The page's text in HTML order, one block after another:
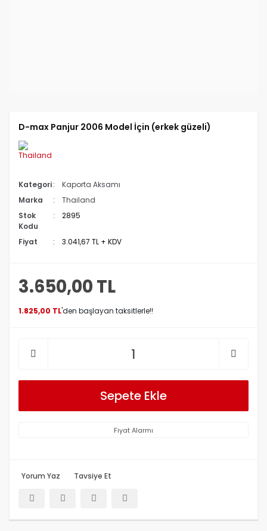
D-max Panjur 2006 Model İçin (erkek güzeli)
Kategori
Kaporta Aksamı
Marka
Thailand
Stok
Kodu
2895
Fiyat 3.041,67 TL + KDV
3.650,00 TL
1.825,00 TL'den başlayan taksitlerle!!
Sepete Ekle
Fiyat Alarmı
Yorum Yaz Tavsiye Et